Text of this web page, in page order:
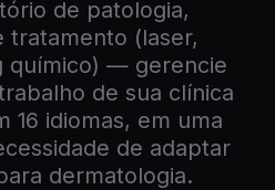
de patologia,
tratamento (laser,
químico) — gerencie
de sua clínica
16 idiomas, em uma
de adaptar
dermatologia.